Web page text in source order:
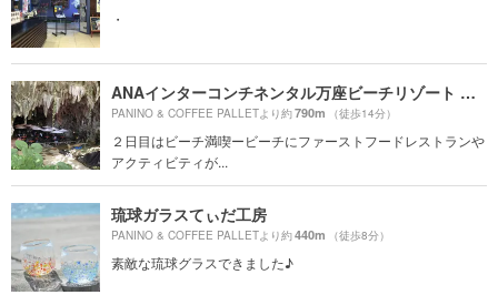
・
ANAインターコンチネンタル万座ビーチリゾート ダイビングセンター
PANINO & COFFEE PALLETより約790m （徒歩14分）
２日目はビーチ満喫ービーチにファーストフードレストランや
アクティビティが...
琉球ガラスてぃだ工房
PANINO & COFFEE PALLETより約440m （徒歩8分）
素敵な琉球グラスできました♪